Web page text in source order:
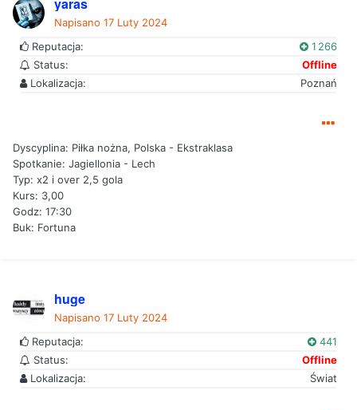
Napisano 17 Luty 2024
Reputacja:
1 266
Status:
Offline
Lokalizacja:
Poznań
Dyscyplina: Piłka nożna, Polska - Ekstraklasa
Spotkanie: Jagiellonia - Lech
Typ: x2 i over 2,5 gola
Kurs: 3,00
Godz: 17:30
Buk: Fortuna
huge
Napisano 17 Luty 2024
Reputacja:
441
Status:
Offline
Lokalizacja:
Świat